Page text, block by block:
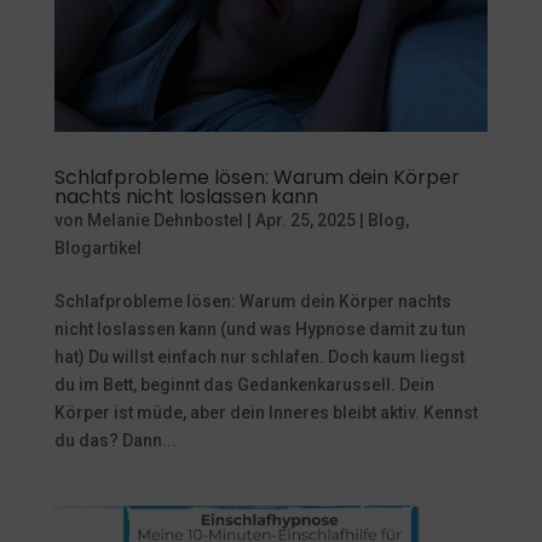
Schlafprobleme lösen: Warum dein Körper
nachts nicht loslassen kann
von Melanie Dehnbostel Apr. 25, 2025| Blog,
Blogartikel
Schlafprobleme lösen: Warum dein Körper nachts
nicht loslassen kann (und was Hypnose damit zu tun
hat) Du willst einfach nur schlafen. Doch kaum liegst
du im Bett, beginnt das Gedankenkarussell. Dein
Körper ist müde, aber dein Inneres bleibt aktiv. Kennst
du das? Dann...